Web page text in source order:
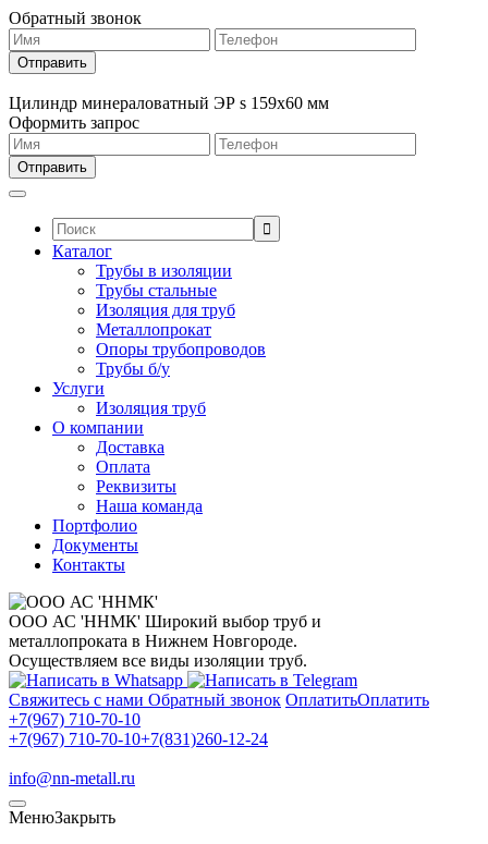
Обратный звонок
Цилиндр минераловатный ЭР s 159х60 мм
Оформить запрос
Поиск:
Каталог
Трубы в изоляции
Трубы стальные
Изоляция для труб
Металлопрокат
Опоры трубопроводов
Трубы б/у
Услуги
Изоляция труб
О компании
Доставка
Оплата
Реквизиты
Наша команда
Портфолио
Документы
Контакты
ООО АС 'ННМК' Широкий выбор труб и
металлопроката в Нижнем Новгороде.
Осуществляем все виды изоляции труб.
Свяжитесь с нами Обратный звонок ОплатитьОплатить
+7(967) 710-70-10
+7(967) 710-70-10+7(831)260-12-24
info@nn-metall.ru
МенюЗакрыть